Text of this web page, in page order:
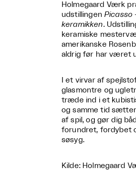
Holmegaard Værk
udstillingen Picasso
keramikken.
keramiske
amerikanske
aldrig før har været
I et virvar af
glasmontre og
træde ind i et
og samme tid sætter
af spil, og gør dig
forundret, fordybet
søsyg.
Kilde: Holmegaard